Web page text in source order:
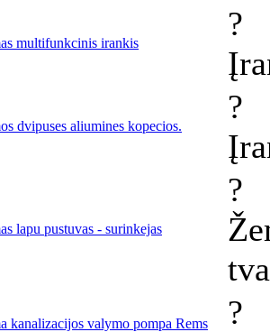
multifunkcinis irankis
?
dvipuses aliumines kopecios.
?
lapu pustuvas - surinkejas
?
kanalizacijos valymo pompa Rems
?